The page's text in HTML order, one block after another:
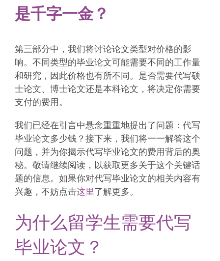
是千字一金？
第三部分中，我们将讨论论文类型对价格的影
响。不同类型的毕业论文可能需要不同的工作量
和研究，因此价格也有所不同。是否需要代写硕
士论文、博士论文还是本科论文，将决定你需要
支付的费用。
我们已经在引言中悬念重重地提出了问题：代写
毕业论文多少钱？接下来，我们将一一解答这个
问题，并为你揭示代写毕业论文的费用背后的奥
秘。敬请继续阅读，以获取更多关于这个关键话
题的信息。如果你对代写毕业论文的相关内容有
兴趣，不妨点击这里了解更多。
为什么留学生需要代写
毕业论文？